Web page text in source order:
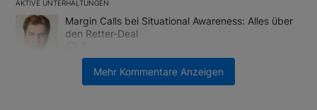
Mehr Kommentare Anzeigen
AKTIVE UNTERHALTUNGEN
Das Folgende ist eine Liste der am meisten kommentierten
Ein Trendartikel mit dem Titel "Margin Calls bei Situational
Margin Calls bei Situational Awareness: Alles über
den Retter-Deal
Ein Trendartikel mit dem Titel "US-Finanzministerium bereitet
US-Finanzministerium bereitet Banken laut Insider
auf eventuelle Yen-Intervention vor